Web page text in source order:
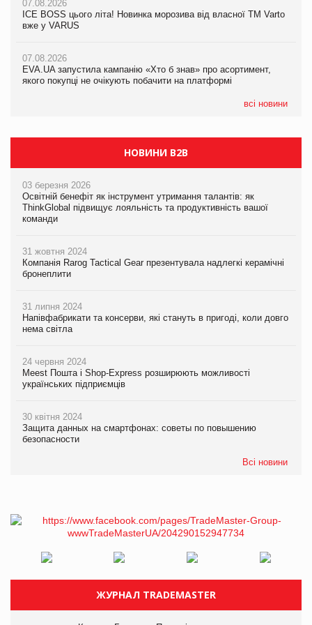
07.08.2026
ICE BOSS цього літа! Новинка морозива від власної ТМ Varto
вже у VARUS
07.08.2026
EVA.UA запустила кампанію «Хто б знав» про асортимент,
якого покупці не очікують побачити на платформі
всі новини
07.08.2026
ICE BOSS цього літа! Новинка морозива від власної ТМ Varto
вже у VARUS
07.08.2026
EVA.UA запустила кампанію «Хто б знав» про асортимент,
якого покупці не очікують побачити на платформі
Продажі Hugo Boss впали на 9%
НОВИНИ B2B
03 березня 2026
Освітній бенефіт як інструмент утримання талантів: як
ThinkGlobal підвищує лояльність та продуктивність вашої
команди
31 жовтня 2024
Компанія Rarog Tactical Gear презентувала надлегкі керамічні
бронеплити
31 липня 2024
Напівфабрикати та консерви, які стануть в пригоді, коли довго
нема світла
24 червня 2024
Meest Пошта і Shop-Express розширюють можливості
українських підприємців
30 квітня 2024
Защита данных на смартфонах: советы по повышению
безопасности
Всі новини
ЖУРНАЛ TRADEMASTER